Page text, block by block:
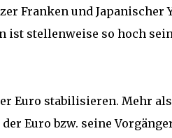
Franken und Japanischer
ist stellenweise so hoch
Euro stabilisieren. Mehr
Euro bzw. seine